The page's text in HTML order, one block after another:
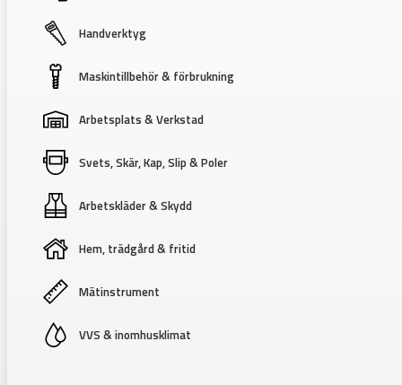
Handverktyg
Maskintillbehör & förbrukning
Arbetsplats & Verkstad
Svets, Skär, Kap, Slip & Poler
Arbetskläder & Skydd
Hem, trädgård & fritid
Mätinstrument
VVS & inomhusklimat